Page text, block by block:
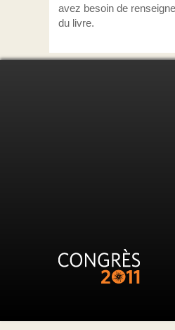
avez besoin de
du livre.